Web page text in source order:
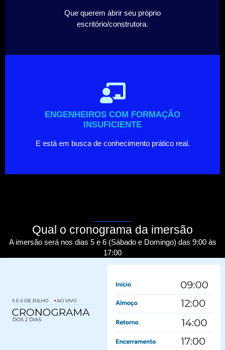
Que querem abrir seu próprio
escritório/construtora.
ENGENHEIROS COM FORMAÇÃO
INSUFICIENTE
E está em busca de conhecimento prático real.
Qual o cronograma da imersão
A imersão será nos dias 5 e 6 (Sábado e Domingo) das 9:00 às
17:00